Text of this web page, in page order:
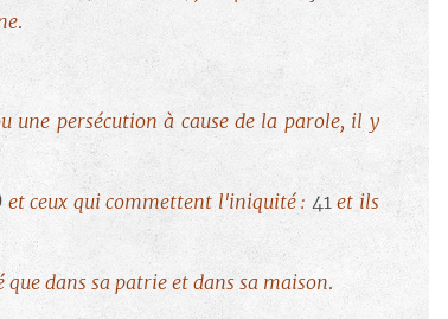
.
persécution à cause de la parole, il y
et ceux qui commettent l'iniquité : 41et ils
dans sa patrie et dans sa maison.